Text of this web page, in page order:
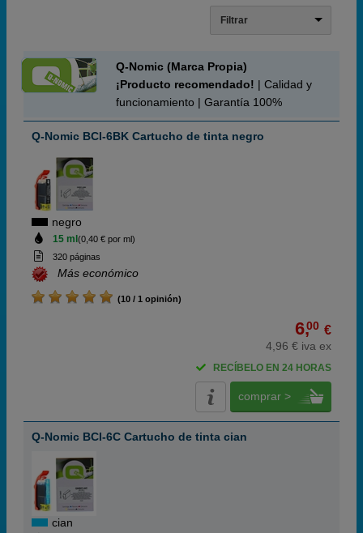
Filtrar
Q-Nomic (Marca Propia)
¡Producto recomendado! | Calidad y
funcionamiento | Garantía 100%
Q-Nomic BCI-6BK Cartucho de tinta negro
negro
15 ml (0,40 € por ml)
320 páginas
Más económico
(10 / 1 opinión)
6,00 €
4,96 € iva ex
RECÍBELO EN 24 HORAS
comprar >
Q-Nomic BCI-6C Cartucho de tinta cian
cian